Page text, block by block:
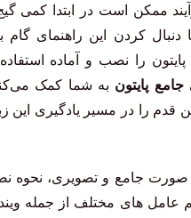
ممکن است در ابتدا کمی
دنبال کردن این راهنمای گام
را نصب و آماده
جامع پایتون به شما کمک
قدم را در مسیر یادگیری این
صورت جامع و تصویری، نحوه
عامل های مختلف از جمله